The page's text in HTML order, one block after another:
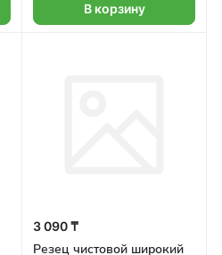
В корзину
3 090 ₸
Резец чистовой широкий